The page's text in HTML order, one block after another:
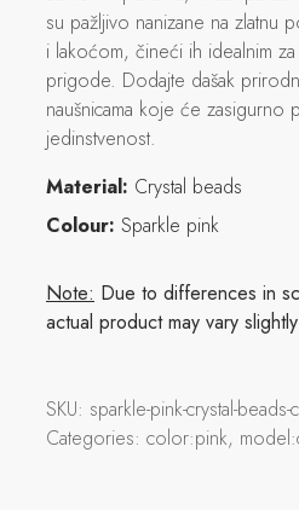
su pažljivo nanizane na zlatnu
i lakoćom, čineći ih idealnim
prigode. Dodajte dašak
naušnicama koje će zasigurno
jedinstvenost.
Material: Crystal beads
Colour: Sparkle pink
Note: Due to differences in
actual product may vary
SKU: sparkle-pink-crystal-
Categories: color:pink,